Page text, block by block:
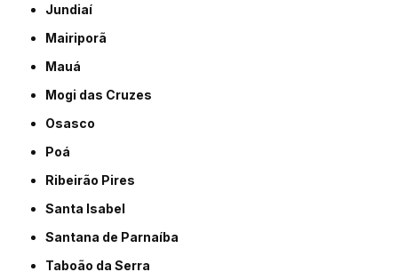
Jundiaí
Mairiporã
Mauá
Mogi das Cruzes
Osasco
Poá
Ribeirão Pires
Santa Isabel
Santana de Parnaíba
Taboão da Serra